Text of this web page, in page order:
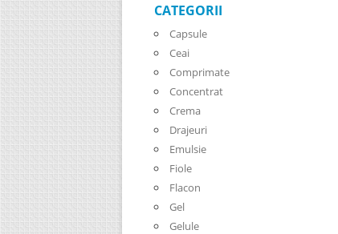
CATEGORII
Capsule
Ceai
Comprimate
Concentrat
Crema
Drajeuri
Emulsie
Fiole
Flacon
Gel
Gelule